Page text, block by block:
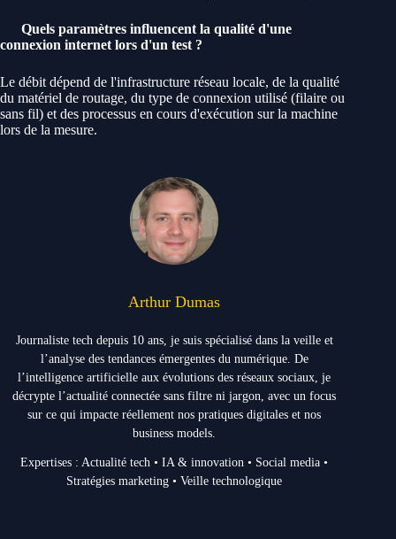
Quels paramètres influencent la qualité d'une
connexion internet lors d'un test ?
Le débit dépend de l'infrastructure réseau locale, de la qualité
du matériel de routage, du type de connexion utilisé (filaire ou
sans fil) et des processus en cours d'exécution sur la machine
lors de la mesure.
Arthur Dumas
Journaliste tech depuis 10 ans, je suis spécialisé dans la veille et
l’analyse des tendances émergentes du numérique. De
l’intelligence artificielle aux évolutions des réseaux sociaux, je
décrypte l’actualité connectée sans filtre ni jargon, avec un focus
sur ce qui impacte réellement nos pratiques digitales et nos
business models.
Expertises : Actualité tech • IA & innovation • Social media •
Stratégies marketing • Veille technologique